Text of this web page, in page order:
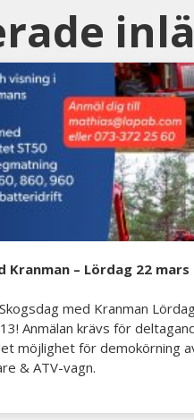
Kranman – Lördag 22 mars
med Kranman
Anmälan krävs för
möjlighet för demokörning
& ATV-vagn.